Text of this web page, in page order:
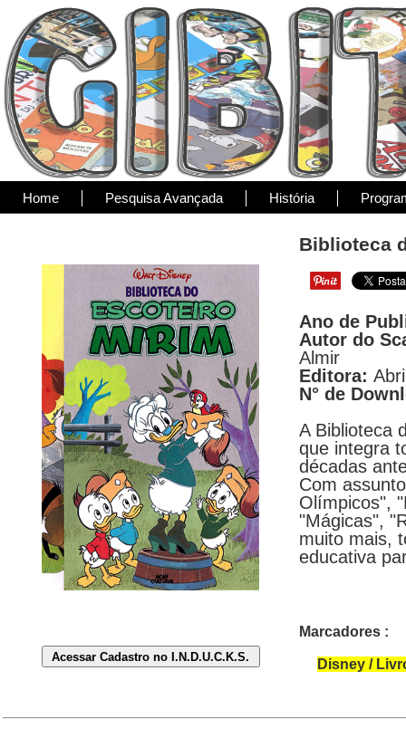
Home Pesquisa Avançada História
Biblioteca
Ano de
Autor do
Almir
Editora:
N° de
A Biblioteca
que integra
décadas
Com
Olímpicos",
"Mágicas",
muito mais,
educativa
Marcadores :
Disney /